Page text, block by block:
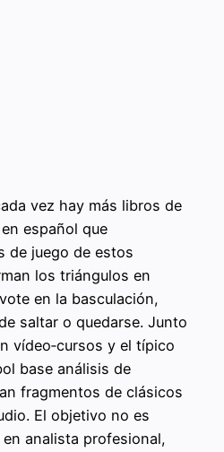
vez hay más libros de
español que
de juego de estos
los triángulos en
en la basculación,
saltar o quedarse. Junto
vídeo‑cursos y el típico
base análisis de
fragmentos de clásicos
El objetivo no es
analista profesional,